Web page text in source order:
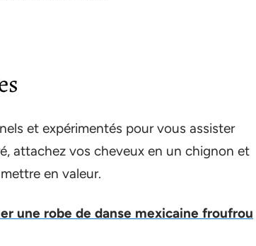
et expérimentés pour vous assister
attachez vos cheveux en un chignon et
en valeur.
une robe de danse mexicaine froufrou